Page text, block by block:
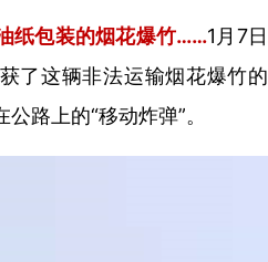
纸包装的烟花爆竹……1月7日
了这辆非法运输烟花爆竹的
路上的“移动炸弹”。